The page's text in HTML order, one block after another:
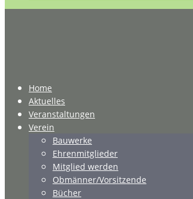
Home
Aktuelles
Veranstaltungen
Verein
Bauwerke
Ehrenmitglieder
Mitglied werden
Obmänner/Vorsitzende
Bücher